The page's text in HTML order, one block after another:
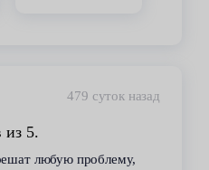
479 суток назад
из 5.
любую проблему,